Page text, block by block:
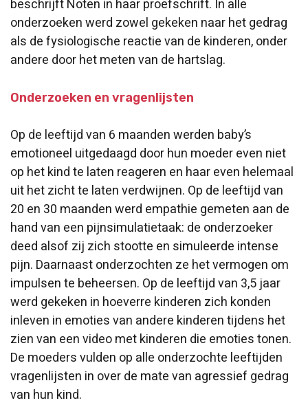
beschrijft Noten in haar proefschrift. In alle
onderzoeken werd zowel gekeken naar het gedrag
als de fysiologische reactie van de kinderen, onder
andere door het meten van de hartslag.
Onderzoeken en vragenlijsten
Op de leeftijd van 6 maanden werden baby’s
emotioneel uitgedaagd door hun moeder even niet
op het kind te laten reageren en haar even helemaal
uit het zicht te laten verdwijnen. Op de leeftijd van
20 en 30 maanden werd empathie gemeten aan de
hand van een pijnsimulatietaak: de onderzoeker
deed alsof zij zich stootte en simuleerde intense
pijn. Daarnaast onderzochten ze het vermogen om
impulsen te beheersen. Op de leeftijd van 3,5 jaar
werd gekeken in hoeverre kinderen zich konden
inleven in emoties van andere kinderen tijdens het
zien van een video met kinderen die emoties tonen.
De moeders vulden op alle onderzochte leeftijden
vragenlijsten in over de mate van agressief gedrag
van hun kind.